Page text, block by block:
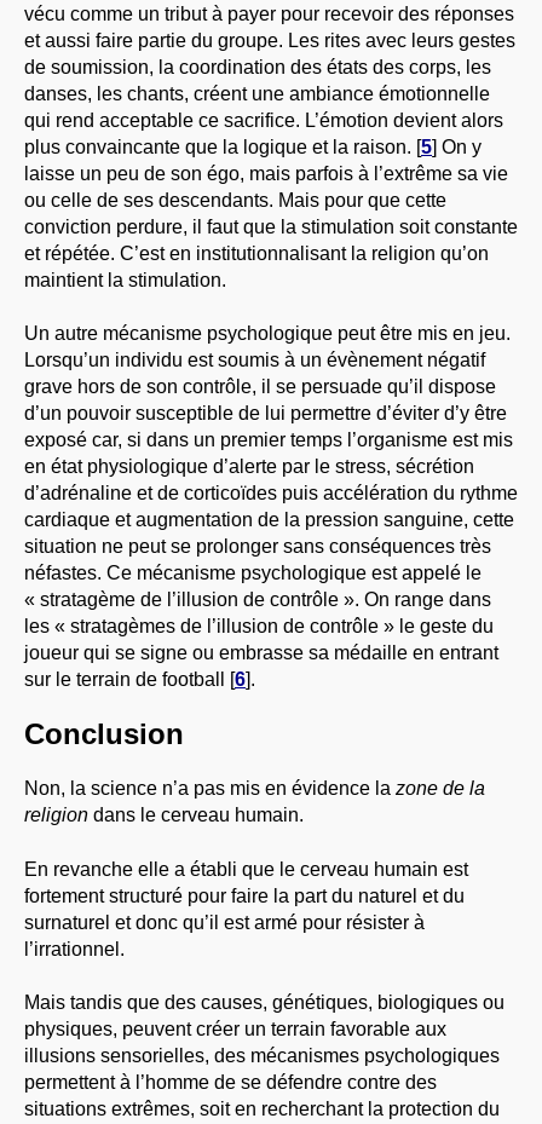
vécu comme un tribut à payer pour recevoir des réponses
et aussi faire partie du groupe. Les rites avec leurs gestes
de soumission, la coordination des états des corps, les
danses, les chants, créent une ambiance émotionnelle
qui rend acceptable ce sacrifice. L’émotion devient alors
plus convaincante que la logique et la raison. [5] On y
laisse un peu de son égo, mais parfois à l’extrême sa vie
ou celle de ses descendants. Mais pour que cette
conviction perdure, il faut que la stimulation soit constante
et répétée. C’est en institutionnalisant la religion qu’on
maintient la stimulation.
Un autre mécanisme psychologique peut être mis en jeu.
Lorsqu’un individu est soumis à un évènement négatif
grave hors de son contrôle, il se persuade qu’il dispose
d’un pouvoir susceptible de lui permettre d’éviter d’y être
exposé car, si dans un premier temps l’organisme est mis
en état physiologique d’alerte par le stress, sécrétion
d’adrénaline et de corticoïdes puis accélération du rythme
cardiaque et augmentation de la pression sanguine, cette
situation ne peut se prolonger sans conséquences très
néfastes. Ce mécanisme psychologique est appelé le
« stratagème de l’illusion de contrôle ». On range dans
les « stratagèmes de l’illusion de contrôle » le geste du
joueur qui se signe ou embrasse sa médaille en entrant
sur le terrain de football
[6].
Conclusion
Non, la science n’a pas mis en évidence la zone de la
religion dans le cerveau humain.
En revanche elle a établi que le cerveau humain est
fortement structuré pour faire la part du naturel et du
surnaturel et donc qu’il est armé pour résister à
l’irrationnel.
Mais tandis que des causes, génétiques, biologiques ou
physiques, peuvent créer un terrain favorable aux
illusions sensorielles, des mécanismes psychologiques
permettent à l’homme de se défendre contre des
situations extrêmes, soit en recherchant la protection du